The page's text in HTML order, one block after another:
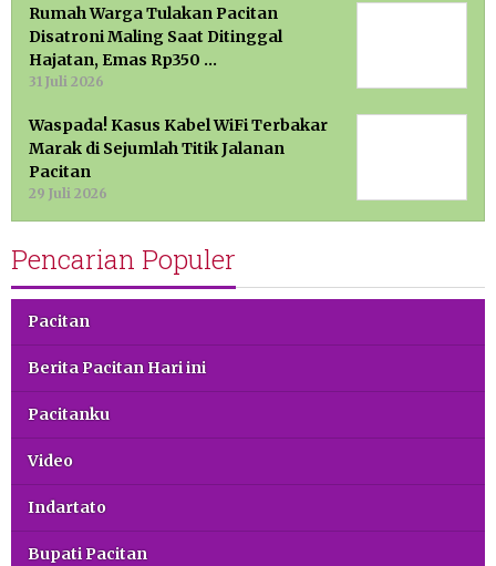
Rumah Warga Tulakan Pacitan
Disatroni Maling Saat Ditinggal
Hajatan, Emas Rp350 …
31 Juli 2026
Waspada! Kasus Kabel WiFi Terbakar
Marak di Sejumlah Titik Jalanan
Pacitan
29 Juli 2026
Pencarian Populer
Pacitan
Berita Pacitan Hari ini
Pacitanku
Video
Indartato
Bupati Pacitan